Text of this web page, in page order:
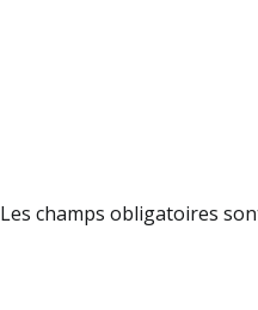
Les champs obligatoires